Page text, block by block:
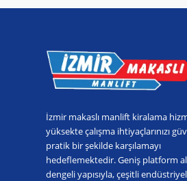
İzmir makaslı manlift kiralama
yüksekte çalışma ihtiyaçlarınızı
pratik bir şekilde karşılamayı
hedeflemektedir. Geniş platform
dengeli yapısıyla, çeşitli